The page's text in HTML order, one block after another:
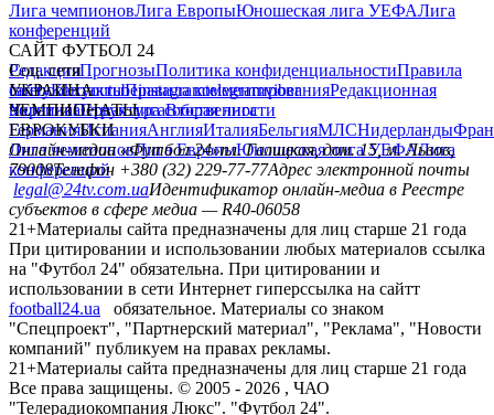
Лига чемпионовЛига ЕвропыЮношеская лига УЕФАЛига
конференций
САЙТ ФУТБОЛ 24
РедакцияПрогнозыПолитика конфиденциальностиПравила
сайтуКонтактыПравила комментированияРедакционная
политикаСтруктура собственности
Соц. сети
facebookxyoutubeinstagramtelegramviber
УКРАИНА
УкраинаПервая лигаВторая лига
ЧЕМПИОНАТЫ
ГерманияИспанияАнглияИталияБельгияМЛСНидерланды
ЕВРОКУБКИ
Лига чемпионовЛига ЕвропыЮношеская лига УЕФАЛига
конференций
Онлайн-медиа «Футбол 24»пл. Галицкая, дом. 15, м. Львов,
79008Телефон +380 (32) 229-77-77Адрес электронной почты
legal@24tv.com.uaИдентификатор онлайн-медиа в Реестре
субъектов в сфере медиа — R40-06058
21+Материалы сайта предназначены для лиц старше 21 года
При цитировании и использовании любых материалов ссылка
на "Футбол 24" обязательна. При цитировании и
использовании в сети Интернет гиперссылка на сайтт
football24.ua
обязательное. Материалы со знаком
"Спецпроект", "Партнерский материал", "Реклама", "Новости
компаний" публикуем на правах рекламы.
21+Материалы сайта предназначены для лиц старше 21 года
Все права защищены. © 2005 - 2026 , ЧАО
"Телерадиокомпания Люкс". "Футбол 24".